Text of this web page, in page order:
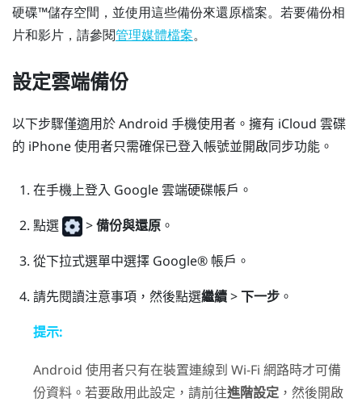
硬碟™儲存空間，並使用這些備份來還原檔案。若要備份相
片和影片，請參閱管理媒體檔案。
設定雲端備份
以下步驟僅適用於Android 手機使用者。擁有 iCloud 雲碟
的 iPhone使用者只需確保已登入帳號並開啟同步功能。
在手機上登入 Google 雲端硬碟帳戶。
點選
>備份與還原。
從下拉式選單中選擇 Google®帳戶。
請先閱讀注意事項，然後點選繼續>下一步。
提示:
Android 使用者只有在裝置連線到 Wi-Fi 網路時才可備
份資料。若要啟用此設定，請前往進階設定，然後開啟